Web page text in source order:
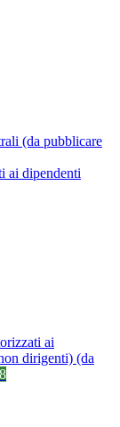
(da pubblicare
ai dipendenti
ai
dirigenti) (da